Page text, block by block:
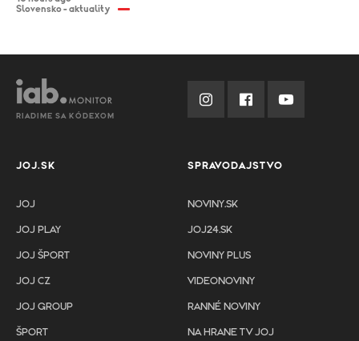
Slovensko - aktuality
RIADIME SA KÓDEXOM
JOJ.SK
JOJ
JOJ PLAY
JOJ ŠPORT
JOJ CZ
JOJ GROUP
ŠPORT
SPRAVODAJSTVO
NOVINY.SK
JOJ24.SK
NOVINY PLUS
VIDEONOVINY
RANNÉ NOVINY
NA HRANE TV JOJ